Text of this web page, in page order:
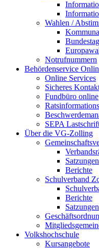
Wahlen /
Notrufnummern
Behördenservice
Online Services
Sicheres
Fundbüro online
SEPA
Über die VG-Zolling
Satzungen
Berichte
Schulverband
Berichte
Satzungen
Volkshochschule
Kursangebote